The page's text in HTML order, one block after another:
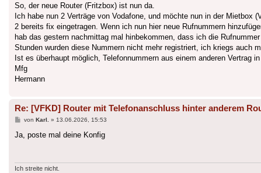
So, der neue Router (Fritzbox) ist nun da.
Ich habe nun 2 Verträge von Vodafone, und möchte nun in der Mietbox
2 bereits fix eingetragen. Wenn ich nun hier neue Rufnummern
hab das gestern nachmittag mal hinbekommen, dass ich die
Stunden wurden diese Nummern nicht mehr registriert, ich kriegs auch
Ist es überhaupt möglich, Telefonnummern aus einem anderen Vertrag
Mfg
Hermann
Re: [VFKD] Router mit Telefonanschluss hinter anderem
Beitrag
von Karl. » 13.06.2026, 15:53
Ja, poste mal deine Konfig
Ich streite nicht.